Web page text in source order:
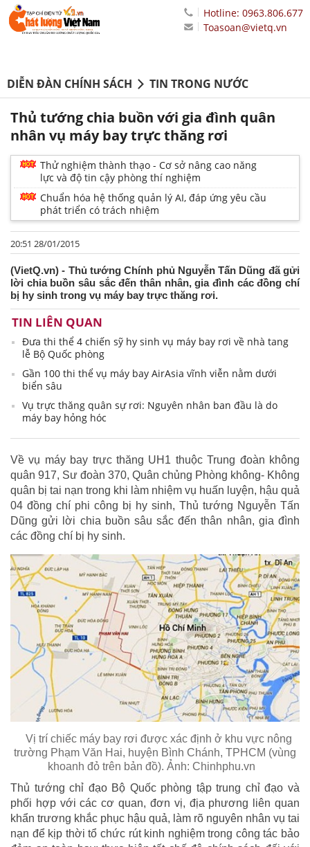
Hotline: 0963.806.677
Toasoan@vietq.vn
DIỄN ĐÀN CHÍNH SÁCH TIN TRONG NƯỚC
Thủ tướng chia buồn với gia đình quân
nhân vụ máy bay trực thăng rơi
Thử nghiệm thành thạo - Cơ sở nâng cao năng
lực và độ tin cậy phòng thí nghiệm
Chuẩn hóa hệ thống quản lý AI, đáp ứng yêu cầu
phát triển có trách nhiệm
20:51 28/01/2015
(VietQ.vn) - Thủ tướng Chính phủ Nguyễn Tấn Dũng đã gửi
lời chia buồn sâu sắc đến thân nhân, gia đình các đồng chí
bị hy sinh trong vụ máy bay trực thăng rơi.
TIN LIÊN QUAN
Đưa thi thể 4 chiến sỹ hy sinh vụ máy bay rơi về nhà tang
lễ Bộ Quốc phòng
Gần 100 thi thể vụ máy bay AirAsia vĩnh viễn nằm dưới
biển sâu
Vụ trực thăng quân sự rơi: Nguyên nhân ban đầu là do
máy bay hỏng hóc
Về vụ máy bay trực thăng UH1 thuộc Trung đoàn không
quân 917, Sư đoàn 370, Quân chủng Phòng không- Không
quân bị tai nạn trong khi làm nhiệm vụ huấn luyện, hậu quả
04 đồng chí phi công bị hy sinh, Thủ tướng Nguyễn Tấn
Dũng gửi lời chia buồn sâu sắc đến thân nhân, gia đình
các đồng chí bị hy sinh.
Vị trí chiếc máy bay rơi được xác định ở khu vực nông
trường Phạm Văn Hai, huyện Bình Chánh, TPHCM (vùng
khoanh đỏ trên bản đồ). Ảnh: Chinhphu.vn
Thủ tướng chỉ đạo Bộ Quốc phòng tập trung chỉ đạo và
phối hợp với các cơ quan, đơn vị, địa phương liên quan
khẩn trương khắc phục hậu quả, làm rõ nguyên nhân vụ tai
nạn để kịp thời tổ chức rút kinh nghiệm trong công tác bảo